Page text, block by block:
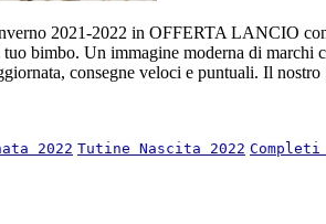
2021-2022 in OFFERTA LANCIO
bimbo. Un immagine moderna di marchi
consegne veloci e puntuali. Il
2022 Tutine Nascita 2022 Completi